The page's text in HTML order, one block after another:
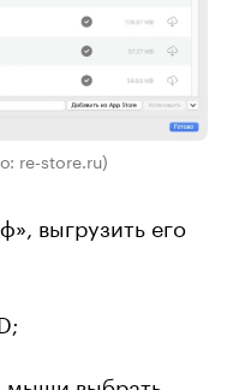
re-store.ru)
выгрузить его